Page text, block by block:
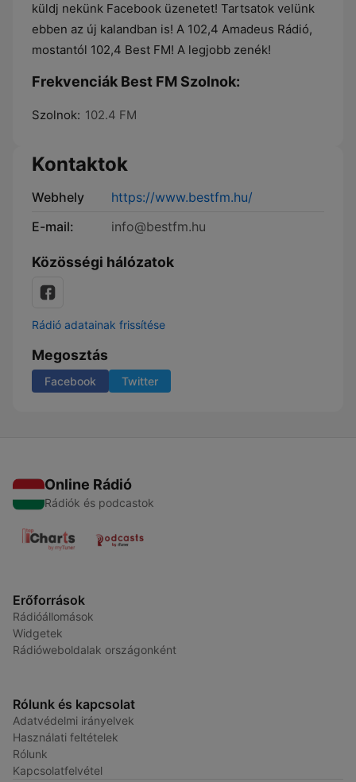
küldj nekünk Facebook üzenetet! Tartsatok velünk
ebben az új kalandban is! A 102,4 Amadeus Rádió,
mostantól 102,4 Best FM! A legjobb zenék!
Frekvenciák Best FM Szolnok:
Szolnok: 102.4 FM
Kontaktok
Webhely
https://www.bestfm.hu/
E-mail:
info@bestfm.hu
Közösségi hálózatok
Rádió adatainak frissítése
Megosztás
Facebook Twitter
Online Rádió
Rádiók és podcastok
Erőforrások
Rádióállomások
Widgetek
Rádióweboldalak országonként
Rólunk és kapcsolat
Adatvédelmi irányelvek
Használati feltételek
Rólunk
Kapcsolatfelvétel